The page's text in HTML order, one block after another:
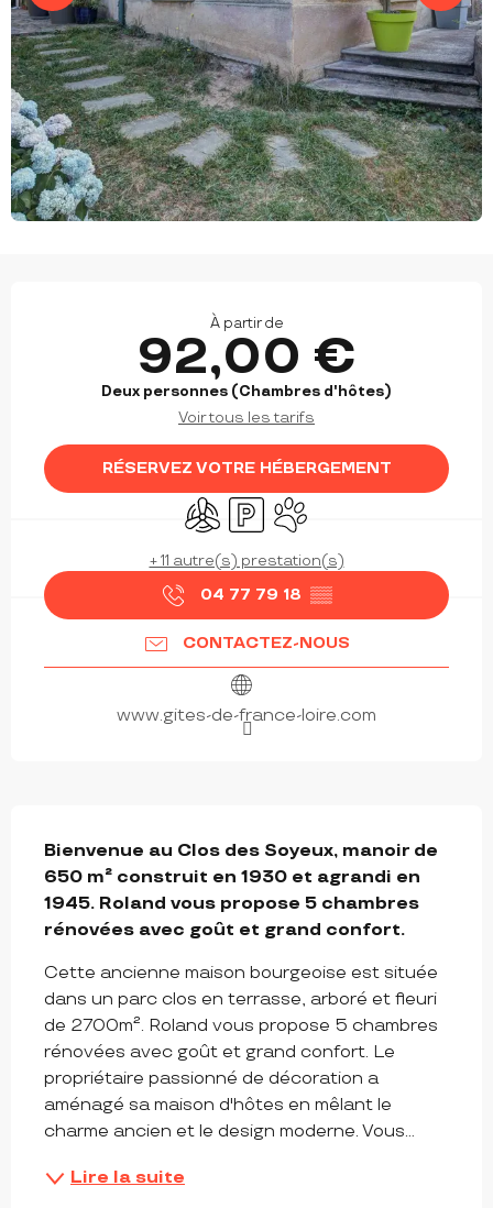
OUVERTURE ET COORDONNÉES
À partir de
92,00 €
Deux personnes (Chambres d'hôtes)
Voir tous les tarifs
RÉSERVEZ VOTRE HÉBERGEMENT
Air conditionné
ParkingAnimaux acceptés
+ 11 autre(s) prestation(s)
04 77 79 18 ▒▒
CONTACTEZ-NOUS
www.gites-de-france-loire.com
Bienvenue au Clos des Soyeux, manoir de
650 m² construit en 1930 et agrandi en
1945. Roland vous propose 5 chambres
rénovées avec goût et grand confort.
Cette ancienne maison bourgeoise est située
dans un parc clos en terrasse, arboré et fleuri
de 2700m². Roland vous propose 5 chambres
rénovées avec goût et grand confort. Le
propriétaire passionné de décoration a
aménagé sa maison d'hôtes en mêlant le
charme ancien et le design moderne. Vous...
Lire la suite